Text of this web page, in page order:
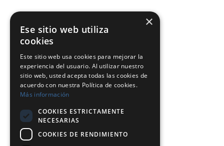
×
Ese sitio web utiliza
cookies
Este sitio web usa cookies para mejorar la
experiencia del usuario. Al utilizar nuestro
sitio web, usted acepta todas las cookies de
acuerdo con nuestra Política de cookies.
Más información
COOKIES ESTRICTAMENTE
NECESARIAS
COOKIES DE RENDIMIENTO